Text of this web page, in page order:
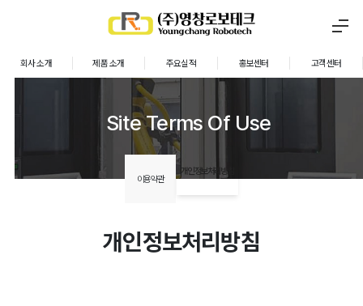
회사 소개 제품 소개 주요실적 홍보센터 고객센터
Site Terms Of Use
이용약관
개인정보처리방침
개인정보처리방침